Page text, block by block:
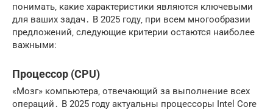
понимать‚ какие характеристики являются ключевыми
для ваших задач․ В 2025 году‚ при всем многообразии
предложений‚ следующие критерии остаются наиболее
важными:
Процессор (CPU)
«Мозг» компьютера‚ отвечающий за выполнение всех
операций․ В 2025 году актуальны процессоры Intel Core